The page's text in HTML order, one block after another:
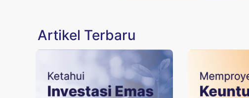
Artikel Terbaru